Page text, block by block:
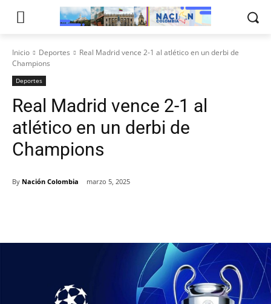
Inicio Deportes
Real Madrid vence 2-1 al atlético en un derbi de
Champions
Deportes
Real Madrid vence 2-1 al
atlético en un derbi de
Champions
By Nación Colombia marzo 5, 2025